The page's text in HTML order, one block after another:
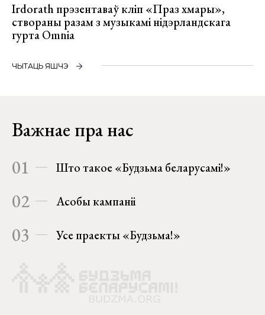
Irdorath прэзентаваў кліп «Праз хмары»,
створаны разам з музыкамі нідэрландскага
гурта Omnia
ЧЫТАЦЬ ЯШЧЭ
Важнае пра нас
01 Што такое «Будзьма беларусамі!»
02 Асобы кампаніі
03 Усе праекты «Будзьма!»